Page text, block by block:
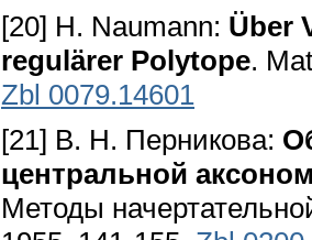
[20] H. Naumann: Über
regulärer Polytope.
Zbl 0079.14601
[21] B. H. Перникова:
центральной
Методы